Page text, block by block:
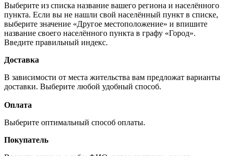
Выберите из списка название вашего региона и населённого
пункта. Если вы не нашли свой населённый пункт в списке,
выберите значение «Другое местоположение» и впишите
название своего населённого пункта в графу «Город».
Введите правильный индекс.
Доставка
В зависимости от места жительства вам предложат варианты
доставки. Выберите любой удобный способ.
Оплата
Выберите оптимальный способ оплаты.
Покупатель